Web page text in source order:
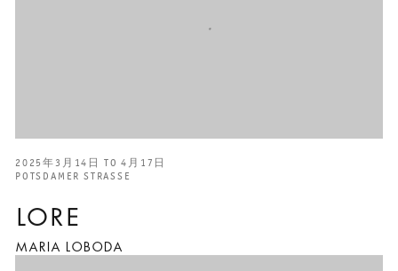
LORE
MARIA LOBODA
2025年3月14日 TO 4月17日
POTSDAMER STRASSE